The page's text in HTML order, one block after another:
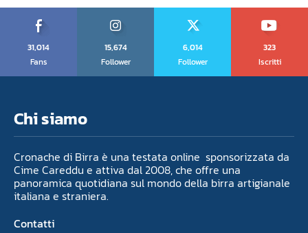
31,014
Fans
15,674
Follower
6,014
Follower
323
Iscritti
Chi siamo
Cronache di Birra è una testata online sponsorizzata da
Cime Careddu e attiva dal 2008, che offre una
panoramica quotidiana sul mondo della birra artigianale
italiana e straniera.
Contatti